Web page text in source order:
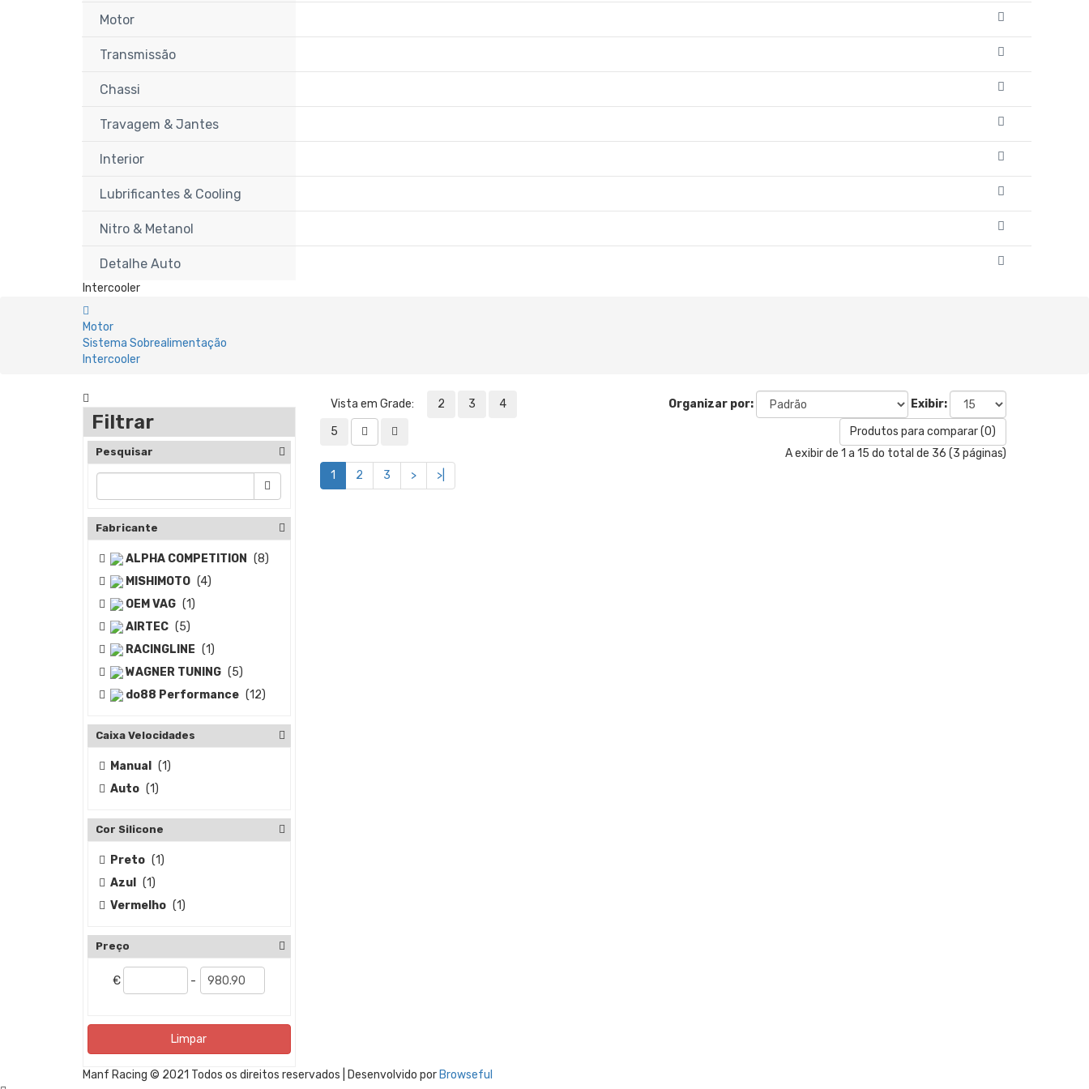
Motor
Transmissão
Chassi
Travagem & Jantes
Interior
Lubrificantes & Cooling
Nitro & Metanol
Detalhe Auto
Intercooler
Motor
Sistema Sobrealimentação
Intercooler
Filtrar
Pesquisar
Fabricante
ALPHA COMPETITION
(8)
MISHIMOTO (4)
OEM VAG (1)
AIRTEC (5)
RACINGLINE (1)
WAGNER TUNING (5)
do88 Performance (12)
Caixa Velocidades
Manual
(1)
Auto (1)
Cor Silicone
Preto (1)
Azul
(1)
Vermelho (1)
Preço
€ -
Limpar
Vista em Grade: 2 3
4
5
Organizar por:
Exibir:
Produtos para comparar (0)
1 2 3 > >|
A exibir de 1 a 15 do total de 36 (3 páginas)
Manf Racing © 2021 Todos os direitos reservados | Desenvolvido por Browseful